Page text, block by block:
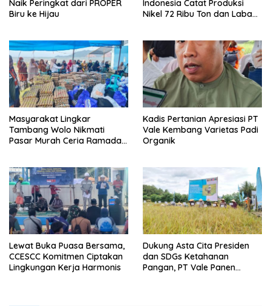
Naik Peringkat dari PROPER
Biru ke Hijau
Indonesia Catat Produksi
Nikel 72 Ribu Ton dan Laba
Masyarakat Lingkar
Tambang Wolo Nikmati
Pasar Murah Ceria Ramadan
Kadis Pertanian Apresiasi PT
Vale Kembang Varietas Padi
Organik
Lewat Buka Puasa Bersama,
CCESCC Komitmen Ciptakan
Lingkungan Kerja Harmonis
Dukung Asta Cita Presiden
dan SDGs Ketahanan
Pangan, PT Vale Panen